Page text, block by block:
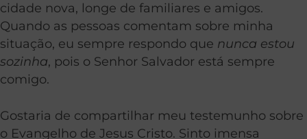
cidade nova, longe de familiares e amigos.
Quando as pessoas comentam sobre minha
situação, eu sempre respondo que nunca estou
sozinha, pois o Senhor Salvador está sempre
comigo.
Gostaria de compartilhar meu testemunho sobre
o Evangelho de Jesus Cristo. Sinto imensa